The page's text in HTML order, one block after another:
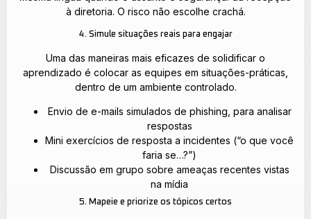
à diretoria. O risco não escolhe crachá.
4. Simule situações reais para engajar
Uma das maneiras mais eficazes de solidificar o
aprendizado é colocar as equipes em situações-práticas,
dentro de um ambiente controlado.
Envio de e-mails simulados de phishing, para analisar
respostas
Mini exercícios de resposta a incidentes (“o que você
faria se…?”)
Discussão em grupo sobre ameaças recentes vistas
na mídia
5. Mapeie e priorize os tópicos certos